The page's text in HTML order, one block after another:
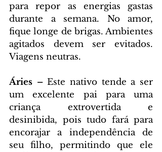
para repor as energias gastas
durante a semana. No amor,
fique longe de brigas. Ambientes
agitados devem ser evitados.
Viagens neutras.
Áries – Este nativo tende a ser
um excelente pai para uma
criança extrovertida e
desinibida, pois tudo fará para
encorajar a independência de
seu filho, permitindo que ele